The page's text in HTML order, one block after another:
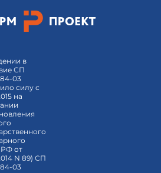
в
СП
03
силу с
на
РФ от
N 89) СП
03